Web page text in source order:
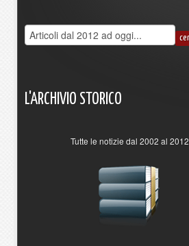
L'ARCHIVIO STORICO
Tutte le notizie dal 2002 al 2012